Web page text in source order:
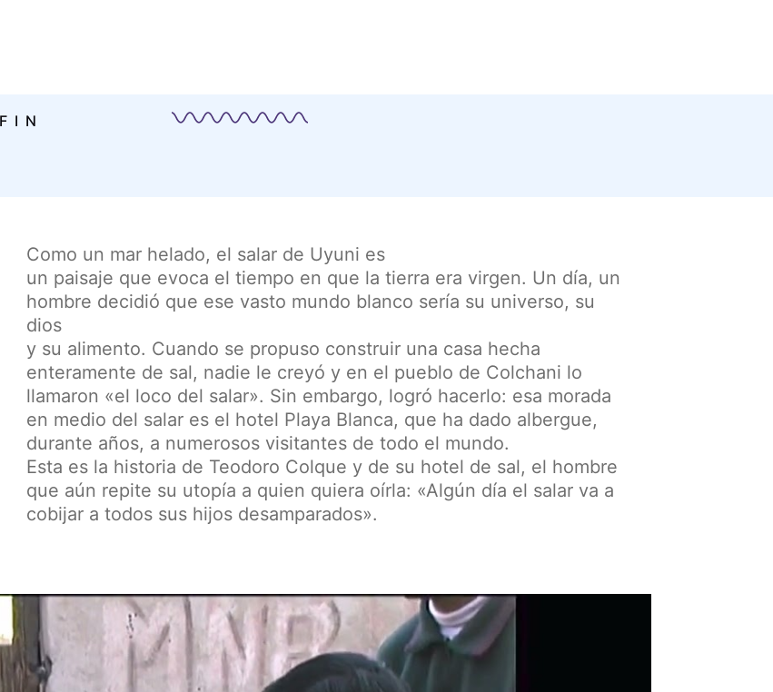
Como un mar helado, el salar de Uyuni es
un paisaje que evoca el tiempo en que la tierra era virgen. Un día, un
hombre decidió que ese vasto mundo blanco sería su universo, su
dios
y su alimento. Cuando se propuso construir una casa hecha
enteramente de sal, nadie le creyó y en el pueblo de Colchani lo
llamaron «el loco del salar». Sin embargo, logró hacerlo: esa morada
en medio del salar es el hotel Playa Blanca, que ha dado albergue,
durante años, a numerosos visitantes de todo el mundo.
Esta es la historia de Teodoro Colque y de su hotel de sal, el hombre
que aún repite su utopía a quien quiera oírla: «Algún día el salar va a
cobijar a todos sus hijos desamparados».